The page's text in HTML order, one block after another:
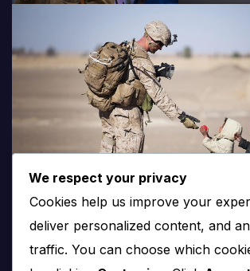
We respect your privacy
Cookies help us improve your
deliver personalized content, and
traffic. You can choose which